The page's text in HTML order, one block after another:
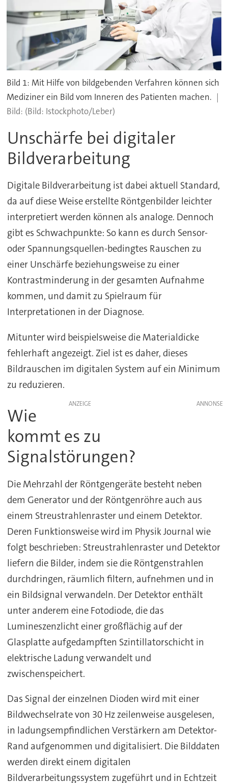
Bild 1: Mit Hilfe von bildgebenden Verfahren können sich
Mediziner ein Bild vom Inneren des Patienten machen.
(Bild: Istockphoto/Leber)
Unschärfe bei digitaler
Bildverarbeitung
Digitale Bildverarbeitung ist dabei aktuell Standard,
da auf diese Weise erstellte Röntgenbilder leichter
interpretiert werden können als analoge. Dennoch
gibt es Schwachpunkte: So kann es durch Sensor-
oder Spannungsquellen-bedingtes Rauschen zu
einer Unschärfe beziehungsweise zu einer
Kontrastminderung in der gesamten Aufnahme
kommen, und damit zu Spielraum für
Interpretationen in der Diagnose.
Mitunter wird beispielsweise die Materialdicke
fehlerhaft angezeigt. Ziel ist es daher, dieses
Bildrauschen im digitalen System auf ein Minimum
zu reduzieren.
ANZEIGE
Wie
kommt es zu
Signalstörungen?
Die Mehrzahl der Röntgengeräte besteht neben
dem Generator und der Röntgenröhre auch aus
einem Streustrahlenraster und einem Detektor.
Deren Funktionsweise wird im Physik Journal wie
folgt beschrieben: Streustrahlenraster und Detektor
liefern die Bilder, indem sie die Röntgenstrahlen
durchdringen, räumlich filtern, aufnehmen und in
ein Bildsignal verwandeln. Der Detektor enthält
unter anderem eine Fotodiode, die das
Lumineszenzlicht einer großflächig auf der
Glasplatte aufgedampften Szintillatorschicht in
elektrische Ladung verwandelt und
zwischenspeichert.
Das Signal der einzelnen Dioden wird mit einer
Bildwechselrate von 30 Hz zeilenweise ausgelesen,
in ladungsempfindlichen Verstärkern am Detektor-
Rand aufgenommen und digitalisiert. Die Bilddaten
werden direkt einem digitalen
Bildverarbeitungssystem zugeführt und in Echtzeit